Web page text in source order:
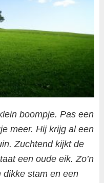
boompje. Pas een
meer. Hij krijg al een
Zuchtend kijkt de
een oude eik. Zo’n
dikke stam en een